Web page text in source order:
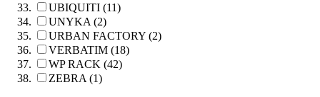
UBIQUITI (11)
UNYKA (2)
URBAN FACTORY (2)
VERBATIM (18)
WP RACK (42)
ZEBRA (1)